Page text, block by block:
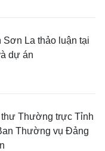
La thảo luận tại
dự án
Thường trực Tỉnh
Thường vụ Đảng